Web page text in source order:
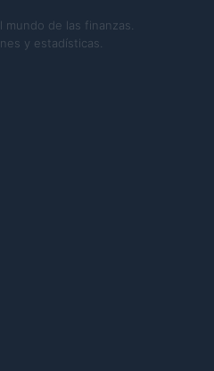
de las finanzas.
y estadísticas.